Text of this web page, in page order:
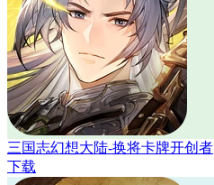
三国志幻想大陆-换将卡牌开创者
下载